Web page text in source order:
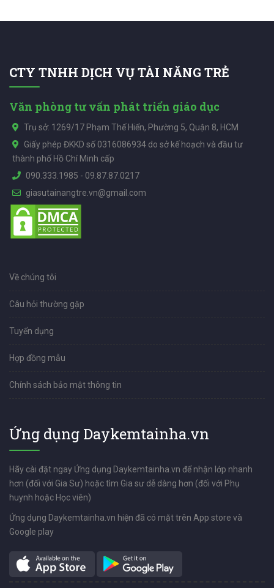
CTY TNHH DỊCH VỤ TÀI NĂNG TRẺ
Văn phòng tư vấn phát triển giáo dục
Trụ sở: 1269/17 Phạm Thế Hiển, Phường 5, Quận 8, HCM
Giấy phép ĐKKD số 0316086934 do sở kế hoạch và đầu tư
thành phố Hồ Chí Minh cấp
090.333.1985 - 09.87.87.0217
giasutainangtre.vn@gmail.com
Về chúng tôi
Câu hỏi thường gặp
Tuyển dụng
Hợp đồng mẫu
Chính sách bảo mật thông tin
Ứng dụng Daykemtainha.vn
Hãy cài đặt ngay Ứng dụng Daykemtainha.vn để nhận lớp nhanh
hơn (đối với Gia Sư) hoặc tìm Gia sư dễ dàng hơn (đối với Phụ
huynh hoặc Học viên)
Ứng dụng Daykemtainha.vn hiện đã có mặt trên App store và
Google play